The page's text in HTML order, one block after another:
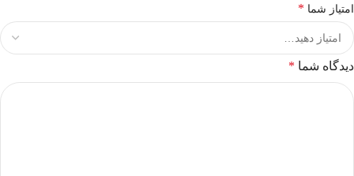
امتیاز شما *
دیدگاه شما *